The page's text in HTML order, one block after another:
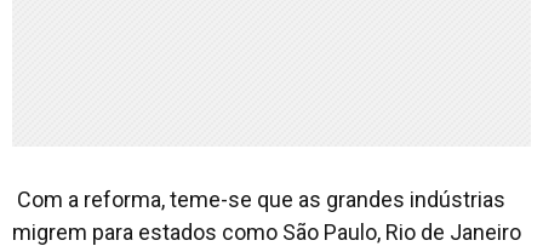
Com a reforma, teme-se que as grandes indústrias
migrem para estados como São Paulo, Rio de Janeiro